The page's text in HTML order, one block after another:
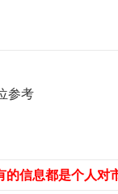
参考
的信息都是个人对